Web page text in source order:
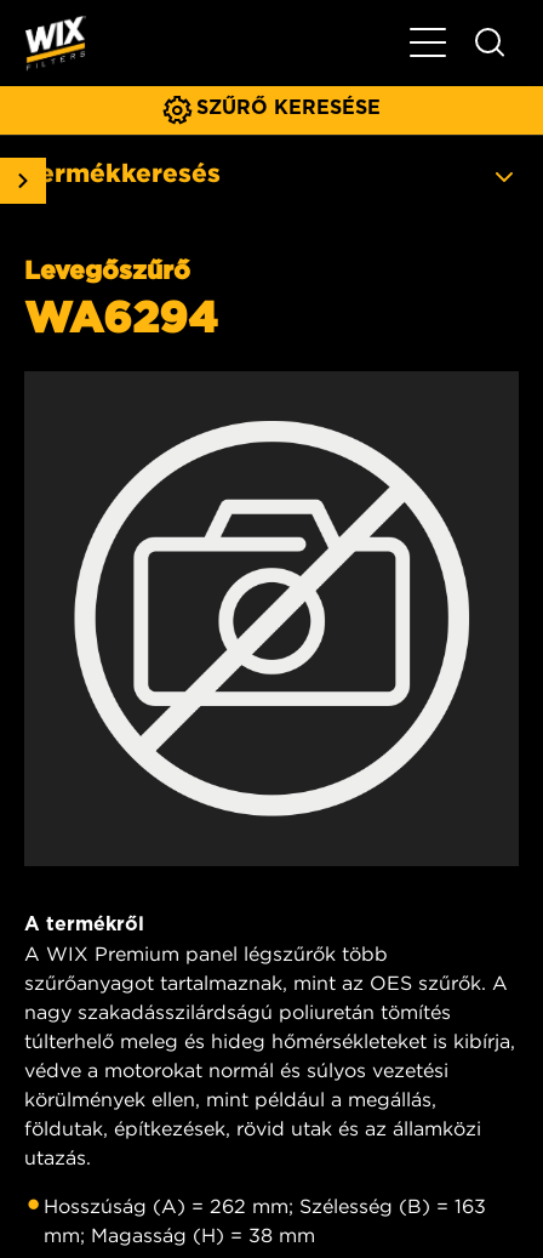
Főmenü
SZŰRŐ KERESÉSE
Termékkeresés
Levegőszűrő
WA6294
A termékről
A WIX Premium panel légszűrők több
szűrőanyagot tartalmaznak, mint az OES szűrők. A
nagy szakadásszilárdságú poliuretán tömítés
túlterhelő meleg és hideg hőmérsékleteket is kibírja,
védve a motorokat normál és súlyos vezetési
körülmények ellen, mint például a megállás,
földutak, építkezések, rövid utak és az államközi
utazás.
Hosszúság (A) = 262 mm; Szélesség (B) = 163
mm; Magasság (H) = 38 mm